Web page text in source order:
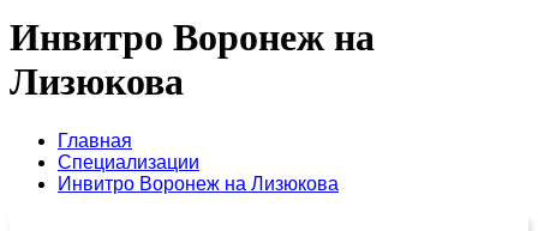
Инвитро Воронеж на
Лизюкова
Главная
Специализации
Инвитро Воронеж на Лизюкова